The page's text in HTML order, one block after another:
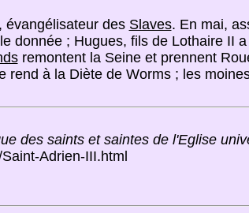
évangélisateur des Slaves. En mai,
donnée ; Hugues, fils de Lothaire II
remontent la Seine et prennent
à la Diète de Worms ; les
des saints et saintes de l'Eglise
Adrien-III.html